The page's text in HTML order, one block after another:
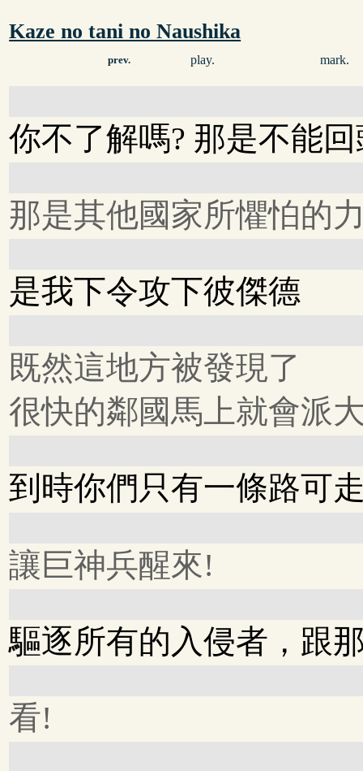
Kaze no tani no Naushika
prev. play. mark.
你不了解嗎? 那是不能
那是其他國家所懼怕的
是我下令攻下彼傑德
既然這地方被發現了
很快的鄰國馬上就會派
到時你們只有一條路可
讓巨神兵醒來!
驅逐所有的入侵者，跟
看!